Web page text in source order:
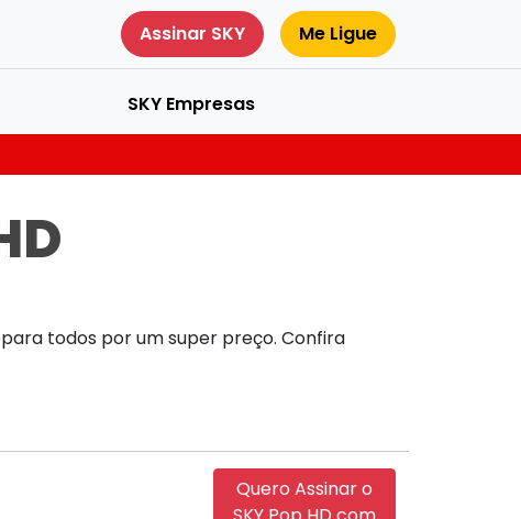
Assinar SKY Me Ligue
SKY Empresas
para todos por um super preço. Confira
Quero Assinar o